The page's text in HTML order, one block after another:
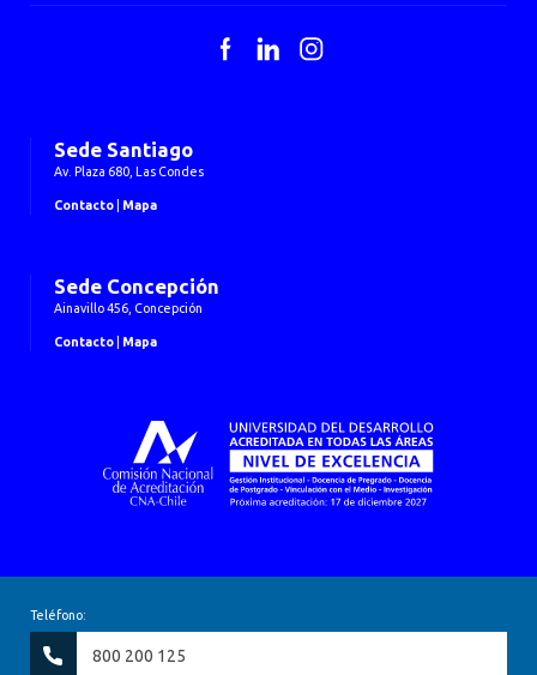
FacebookLinkedInInstagram
Sede Santiago
Av. Plaza 680, Las Condes
Contacto Mapa
Sede Concepción
Ainavillo 456, Concepción
Contacto Mapa
Teléfono:
800 200 125